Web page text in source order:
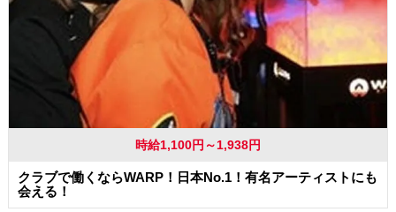
時給1,100円～1,938円
クラブで働くならWARP！日本No.1！有名アーティストにも
会える！